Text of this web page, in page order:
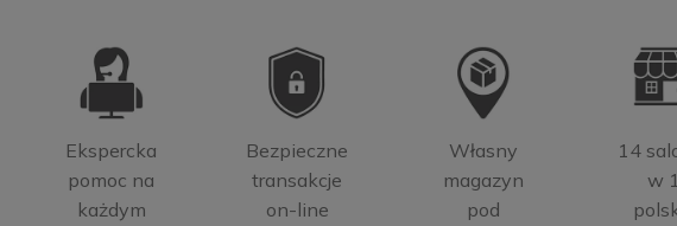
Ekspercka
pomoc na
każdym
Bezpieczne
transakcje
on-line
Własny
magazyn
pod
14
w